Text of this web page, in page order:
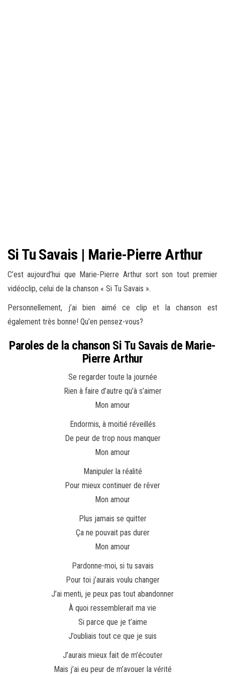
Si Tu Savais | Marie-Pierre Arthur
C’est aujourd’hui que Marie-Pierre Arthur sort son tout premier
vidéoclip, celui de la chanson « Si Tu Savais ».
Personnellement, j’ai bien aimé ce clip et la chanson est
également très bonne! Qu’en pensez-vous?
Paroles de la chanson Si Tu Savais de Marie-
Pierre Arthur
Se regarder toute la journée
Rien à faire d’autre qu’à s’aimer
Mon amour
Endormis, à moitié réveillés
De peur de trop nous manquer
Mon amour
Manipuler la réalité
Pour mieux continuer de rêver
Mon amour
Plus jamais se quitter
Ça ne pouvait pas durer
Mon amour
Pardonne-moi, si tu savais
Pour toi j’aurais voulu changer
J’ai menti, je peux pas tout abandonner
À quoi ressemblerait ma vie
Si parce que je t’aime
J’oubliais tout ce que je suis
J’aurais mieux fait de m’écouter
Mais j’ai eu peur de m’avouer la vérité